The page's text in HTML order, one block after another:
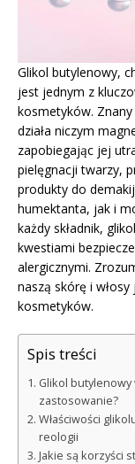
Glikol butylenowy,
jest jednym z
kosmetyków.
działa niczym
zapobiegając jej
pielęgnacji twarzy,
produkty do
humektanta, jak i
każdy składnik,
kwestiami
alergicznymi.
naszą skórę i
kosmetyków.
Spis treści
Glikol butylenowy
zastosowanie?
Właściwości
reologii
Jakie są korzyści